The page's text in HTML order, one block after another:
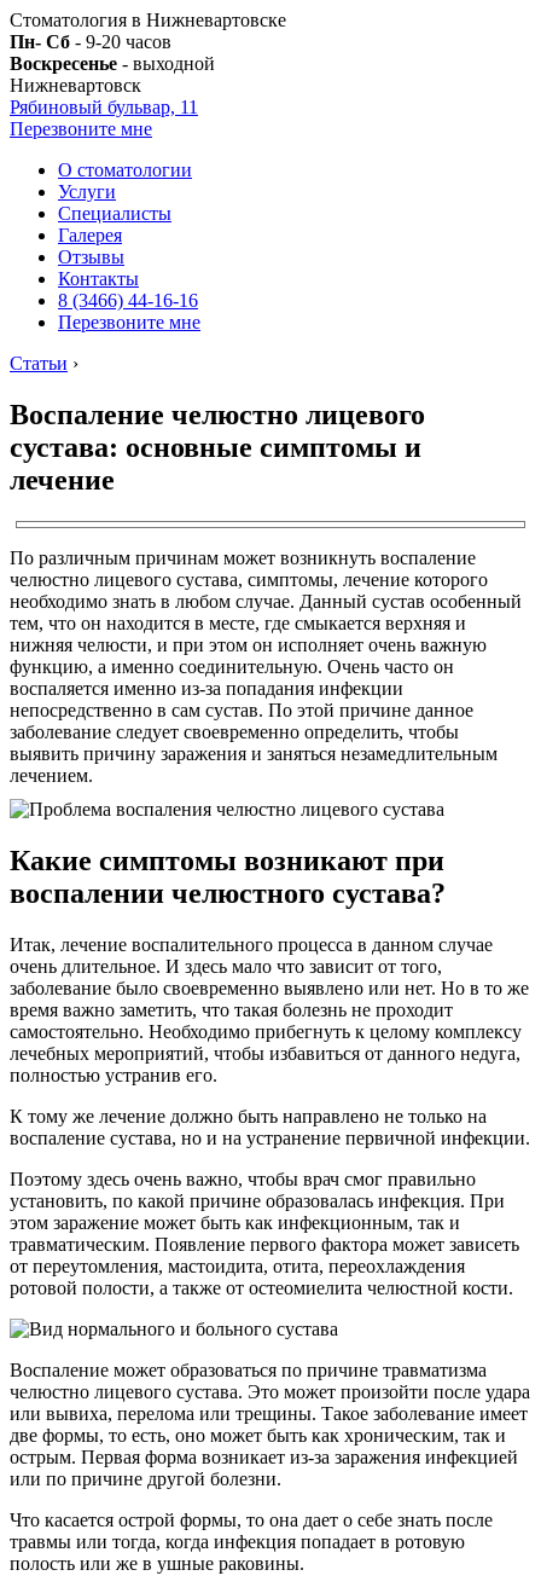
Стоматология в Нижневартовске
Пн- Сб - 9-20 часов
Воскресенье - выходной
Нижневартовск
Рябиновый бульвар, 11
Перезвоните мне
О стоматологии
Услуги
Специалисты
Галерея
Отзывы
Контакты
8 (3466) 44-16-16
Перезвоните мне
Статьи ›
Воспаление челюстно лицевого
сустава: основные симптомы и
лечение
По различным причинам может возникнуть воспаление
челюстно лицевого сустава, симптомы, лечение которого
необходимо знать в любом случае. Данный сустав особенный
тем, что он находится в месте, где смыкается верхняя и
нижняя челюсти, и при этом он исполняет очень важную
функцию, а именно соединительную. Очень часто он
воспаляется именно из-за попадания инфекции
непосредственно в сам сустав. По этой причине данное
заболевание следует своевременно определить, чтобы
выявить причину заражения и заняться незамедлительным
лечением.
Какие симптомы возникают при
воспалении челюстного сустава?
Итак, лечение воспалительного процесса в данном случае
очень длительное. И здесь мало что зависит от того,
заболевание было своевременно выявлено или нет. Но в то же
время важно заметить, что такая болезнь не проходит
самостоятельно. Необходимо прибегнуть к целому комплексу
лечебных мероприятий, чтобы избавиться от данного недуга,
полностью устранив его.
К тому же лечение должно быть направлено не только на
воспаление сустава, но и на устранение первичной инфекции.
Поэтому здесь очень важно, чтобы врач смог правильно
установить, по какой причине образовалась инфекция. При
этом заражение может быть как инфекционным, так и
травматическим. Появление первого фактора может зависеть
от переутомления, мастоидита, отита, переохлаждения
ротовой полости, а также от остеомиелита челюстной кости.
Воспаление может образоваться по причине травматизма
челюстно лицевого сустава. Это может произойти после удара
или вывиха, перелома или трещины. Такое заболевание имеет
две формы, то есть, оно может быть как хроническим, так и
острым. Первая форма возникает из-за заражения инфекцией
или по причине другой болезни.
Что касается острой формы, то она дает о себе знать после
травмы или тогда, когда инфекция попадает в ротовую
полость или же в ушные раковины.